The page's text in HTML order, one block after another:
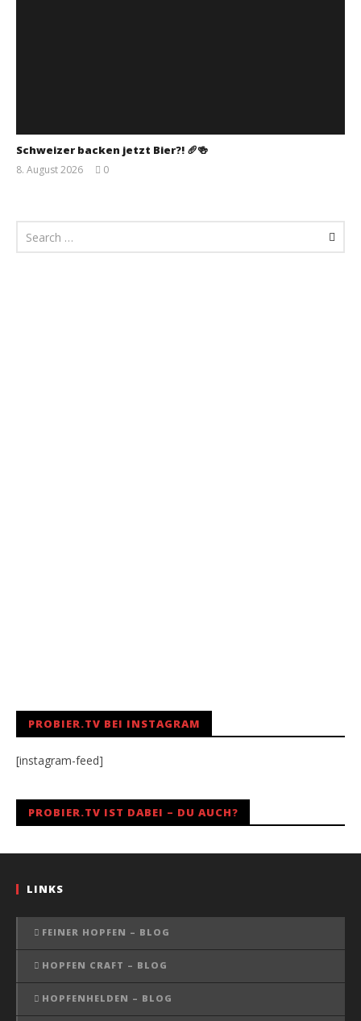
Schweizer backen jetzt Bier?! 🥖🍻
8. August 2026
0
PROBIER.TV BEI INSTAGRAM
[instagram-feed]
PROBIER.TV IST DABEI – DU AUCH?
LINKS
FEINER HOPFEN – BLOG
HOPFEN CRAFT – BLOG
HOPFENHELDEN – BLOG